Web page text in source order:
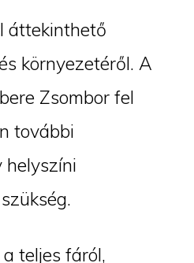
áttekinthető
környezetéről. A
Zsombor fel
további
helyszíni
teljes fáról,